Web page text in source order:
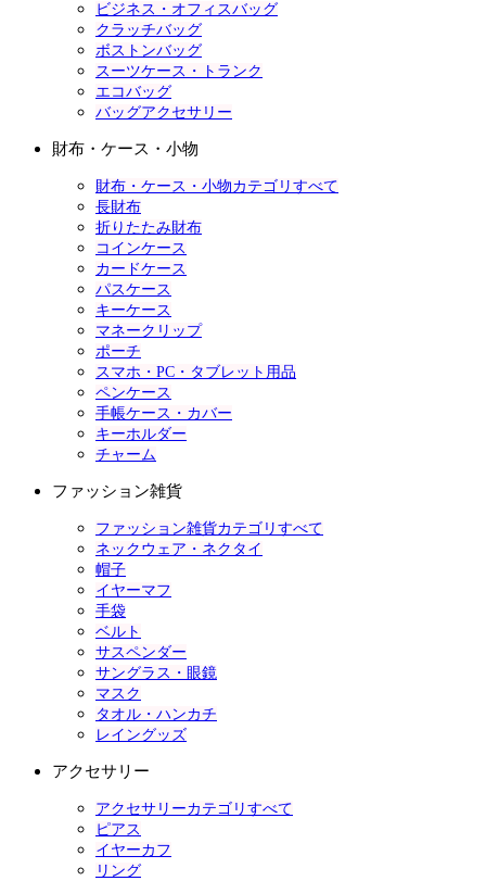
ビジネス・オフィスバッグ
クラッチバッグ
ボストンバッグ
スーツケース・トランク
エコバッグ
バッグアクセサリー
財布・ケース・小物
財布・ケース・小物カテゴリすべて
長財布
折りたたみ財布
コインケース
カードケース
パスケース
キーケース
マネークリップ
ポーチ
スマホ・PC・タブレット用品
ペンケース
手帳ケース・カバー
キーホルダー
チャーム
ファッション雑貨
ファッション雑貨カテゴリすべて
ネックウェア・ネクタイ
帽子
イヤーマフ
手袋
ベルト
サスペンダー
サングラス・眼鏡
マスク
タオル・ハンカチ
レイングッズ
アクセサリー
アクセサリーカテゴリすべて
ピアス
イヤーカフ
リング